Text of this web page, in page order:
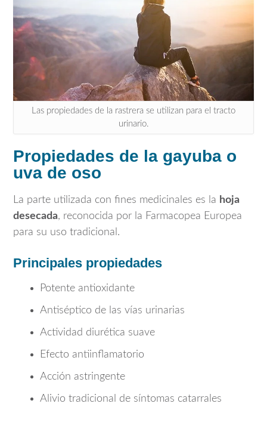
Las propiedades de la rastrera se utilizan para el tracto
urinario.
Propiedades de la gayuba o
uva de oso
La parte utilizada con fines medicinales es la hoja
desecada, reconocida por la Farmacopea Europea
para su uso tradicional.
Principales propiedades
Potente antioxidante
Antiséptico de las vías urinarias
Actividad diurética suave
Efecto antiinflamatorio
Acción astringente
Alivio tradicional de síntomas catarrales